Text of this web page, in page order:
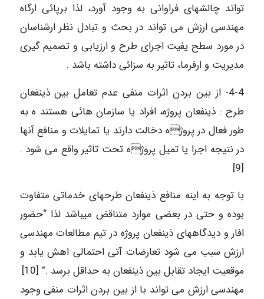
تواند چالشهای فراوانی به وجود آورد، لذا برپائی ارگاه
مهندسی ارزش می تواند در بحث و تبادل نظر ارشناسان
در مورد سطح یفیت اجرای طرح و ارزیابی و تصمیم گیری
مدیریت و ارفرما، تاثیر به سزائی داشته باشد .
4-4- از بین بردن اثرات منفی عدم تعامل بین ذینفعان
طرح : ذینفعان پروژه، افراد یا سازمان هائی هستند ه به
طور فعال در پروژه دخالت دارند یا تمایلات و منافع آنها
در نتیجه اجرا یا تمیل پروژه تحت تاثیر واقع می شود .
[9]
با توجه به اینه منافع ذینفعان طرحهای خدماتی متفاوت
بوده و حتی در بعضی موارد متناقض میباشد لذا “حضور
افار و دیدگاههای ذینفعان پروژه در تیم مطالعات مهندسی
ارزش سبب می شود تعارضات آتی احتمالی اهش یابد و
موقعیت ایجاد تقابل بین ذینفعان به حداقل برسد .” [10]
مهندسی ارزش می تواند با از بین بردن اثرات منفی وجود